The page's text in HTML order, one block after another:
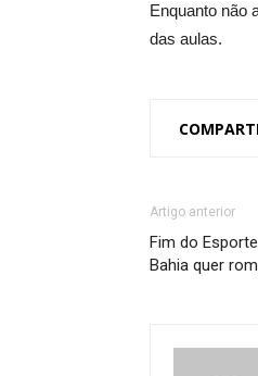
Enquanto não
das aulas.
Artigo anterior
Fim do
Bahia quer